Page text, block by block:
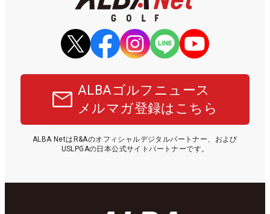
ALBAゴルフニュース
メルマガ登録はこちら
ALBA NetはR&Aのオフィシャルデジタルパートナー、および
USLPGAの日本公式サイトパートナーです。